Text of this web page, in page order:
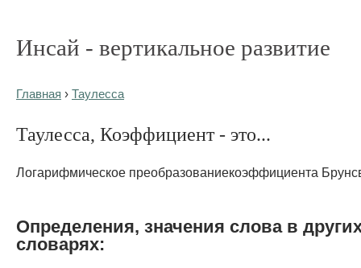
Инсай - вертикальное развитие
Главная › Таулесса
Таулесса, Коэффициент - это...
Логарифмическое преобразованиекоэффициента
Определения, значения слова в
словарях: